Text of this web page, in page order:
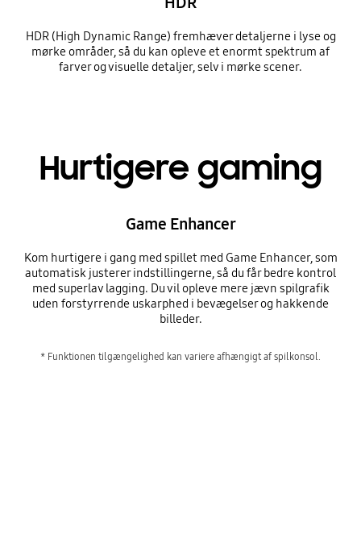
HDR (High Dynamic Range) fremhæver detaljerne i lyse og
mørke områder, så du kan opleve et enormt spektrum af
farver og visuelle detaljer, selv i mørke scener.
Hurtigere gaming
Game Enhancer
Kom hurtigere i gang med spillet med Game Enhancer, som
automatisk justerer indstillingerne, så du får bedre kontrol
med superlav lagging. Du vil opleve mere jævn spilgrafik
uden forstyrrende uskarphed i bevægelser og hakkende
billeder.
* Funktionen tilgængelighed kan variere afhængigt af spilkonsol.